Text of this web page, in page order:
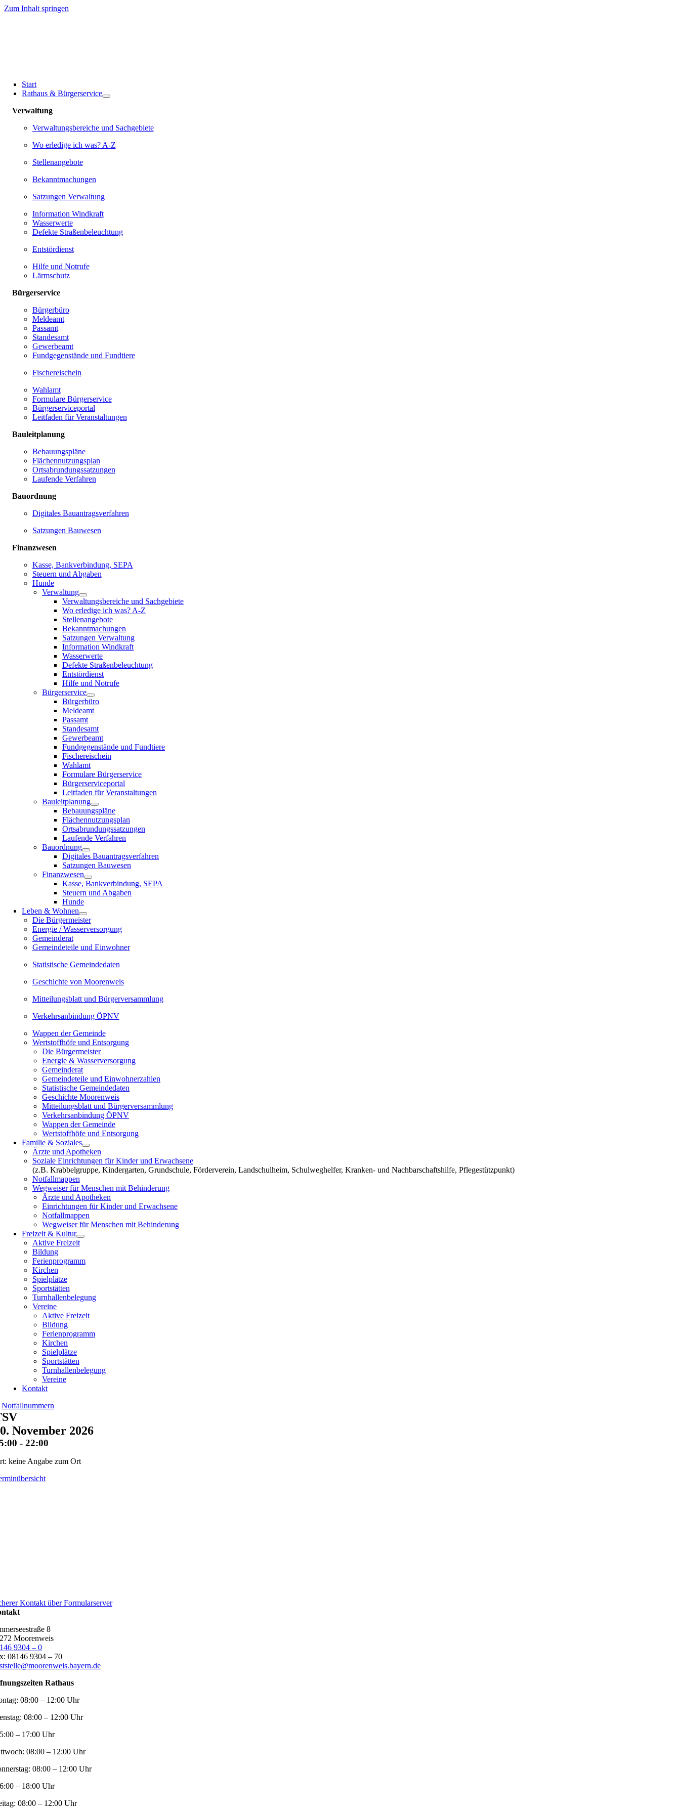
Zum Inhalt springen
Start
Rathaus & Bürgerservice
Verwaltung
Verwaltungsbereiche und Sachgebiete
Wo erledige ich was? A-Z
Stellenangebote
Bekanntmachungen
Satzungen Verwaltung
Information Windkraft
Wasserwerte
Defekte Straßenbeleuchtung
Entstördienst
Hilfe und Notrufe
Lärmschutz
Bürgerservice
Bürgerbüro
Meldeamt
Passamt
Standesamt
Gewerbeamt
Fundgegenstände und Fundtiere
Fischereischein
Wahlamt
Formulare Bürgerservice
Bürgerserviceportal
Leitfaden für Veranstaltungen
Bauleitplanung
Bebauungspläne
Flächennutzungsplan
Ortsabrundungssatzungen
Laufende Verfahren
Bauordnung
Digitales Bauantragsverfahren
Satzungen Bauwesen
Finanzwesen
Kasse, Bankverbindung, SEPA
Steuern und Abgaben
Hunde
Verwaltung
Verwaltungsbereiche und Sachgebiete
Wo erledige ich was? A-Z
Stellenangebote
Bekanntmachungen
Satzungen Verwaltung
Information Windkraft
Wasserwerte
Defekte Straßenbeleuchtung
Entstördienst
Hilfe und Notrufe
Bürgerservice
Bürgerbüro
Meldeamt
Passamt
Standesamt
Gewerbeamt
Fundgegenstände und Fundtiere
Fischereischein
Wahlamt
Formulare Bürgerservice
Bürgerserviceportal
Leitfaden für Veranstaltungen
Bauleitplanung
Bebauungspläne
Flächennutzungsplan
Ortsabrundungssatzungen
Laufende Verfahren
Bauordnung
Digitales Bauantragsverfahren
Satzungen Bauwesen
Finanzwesen
Kasse, Bankverbindung, SEPA
Steuern und Abgaben
Hunde
Leben & Wohnen
Die Bürgermeister
Energie / Wasserversorgung
Gemeinderat
Gemeindeteile und Einwohner
Statistische Gemeindedaten
Geschichte von Moorenweis
Mitteilungsblatt und Bürgerversammlung
Verkehrsanbindung ÖPNV
Wappen der Gemeinde
Wertstoffhöfe und Entsorgung
Die Bürgermeister
Energie & Wasserversorgung
Gemeinderat
Gemeindeteile und Einwohnerzahlen
Statistische Gemeindedaten
Geschichte Moorenweis
Mitteilungsblatt und Bürgerversammlung
Verkehrsanbindung ÖPNV
Wappen der Gemeinde
Wertstoffhöfe und Entsorgung
Familie & Soziales
Ärzte und Apotheken
Soziale Einrichtungen für Kinder und Erwachsene
(z.B. Krabbelgruppe, Kindergarten, Grundschule, Förderverein, Landschulheim, Schulweghelfer, Kranken- und Nachbarschaftshilfe, Pflegestützpunkt)
Notfallmappen
Wegweiser für Menschen mit Behinderung
Ärzte und Apotheken
Einrichtungen für Kinder und Erwachsene
Notfallmappen
Wegweiser für Menschen mit Behinderung
Freizeit & Kultur
Aktive Freizeit
Bildung
Ferienprogramm
Kirchen
Spielplätze
Sportstätten
Turnhallenbelegung
Vereine
Aktive Freizeit
Bildung
Ferienprogramm
Kirchen
Spielplätze
Sportstätten
Turnhallenbelegung
Vereine
Kontakt
Notfallnummern
November 2026
- 22:00
keine Angabe zum Ort
Kontakt über Formularserver
8
Moorenweis
9304 – 0
08146 9304 – 70
Rathaus
08:00 – 12:00 Uhr
08:00 – 12:00 Uhr
– 17:00 Uhr
08:00 – 12:00 Uhr
08:00 – 12:00 Uhr
– 18:00 Uhr
08:00 – 12:00 Uhr